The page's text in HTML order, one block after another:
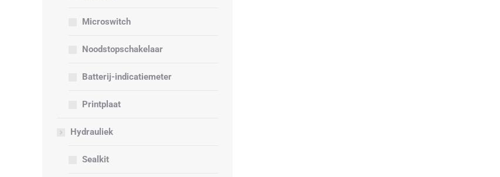
Microswitch
Noodstopschakelaar
Batterij-indicatiemeter
Printplaat
Hydrauliek
Sealkit